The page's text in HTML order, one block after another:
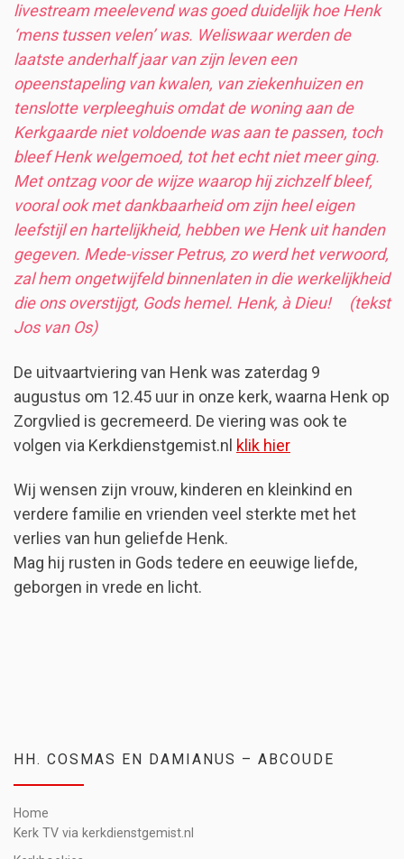
livestream meelevend was goed duidelijk hoe Henk
‘mens tussen velen’ was. Weliswaar werden de
laatste anderhalf jaar van zijn leven een
opeenstapeling van kwalen, van ziekenhuizen en
tenslotte verpleeghuis omdat de woning aan de
Kerkgaarde niet voldoende was aan te passen, toch
bleef Henk welgemoed, tot het echt niet meer ging.
Met ontzag voor de wijze waarop hij zichzelf bleef,
vooral ook met dankbaarheid om zijn heel eigen
leefstijl en hartelijkheid, hebben we Henk uit handen
gegeven. Mede-visser Petrus, zo werd het verwoord,
zal hem ongetwijfeld binnenlaten in die werkelijkheid
die ons overstijgt, Gods hemel. Henk, à Dieu! (tekst
Jos van Os)
De uitvaartviering van Henk was zaterdag 9
augustus om 12.45 uur in onze kerk, waarna Henk op
Zorgvlied is gecremeerd. De viering was ook te
volgen via Kerkdienstgemist.nl klik hier
Wij wensen zijn vrouw, kinderen en kleinkind en
verdere familie en vrienden veel sterkte met het
verlies van hun geliefde Henk.
Mag hij rusten in Gods tedere en eeuwige liefde,
geborgen in vrede en licht.
HH. COSMAS EN DAMIANUS – ABCOUDE
Home
Kerk TV via kerkdienstgemist.nl